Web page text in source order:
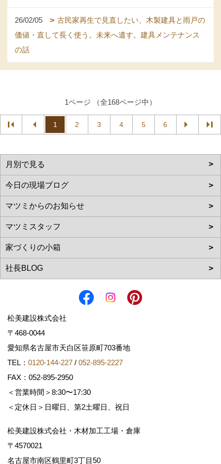
26/02/05
古民家再生で見直したい、木製建具と雨戸の
価値・直して長く使う。未来へ遺す。建具メンテナンス
の話
1ページ （全168ページ中）
1 2 3 4 5 6
松美建設株式会社
〒468-0044
愛知県名古屋市天白区笹原町703番地
TEL： 0120-144-227 / 052-895-2227
FAX：052-895-2950
＜営業時間＞8:30〜17:30
＜定休日＞日曜日、第2土曜日、祝日
松美建設株式会社・木材加工工場・倉庫
〒4570021
名古屋市南区鶴里町3丁目50